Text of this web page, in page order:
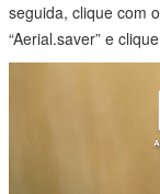
seguida, clique com
“Aerial.saver” e